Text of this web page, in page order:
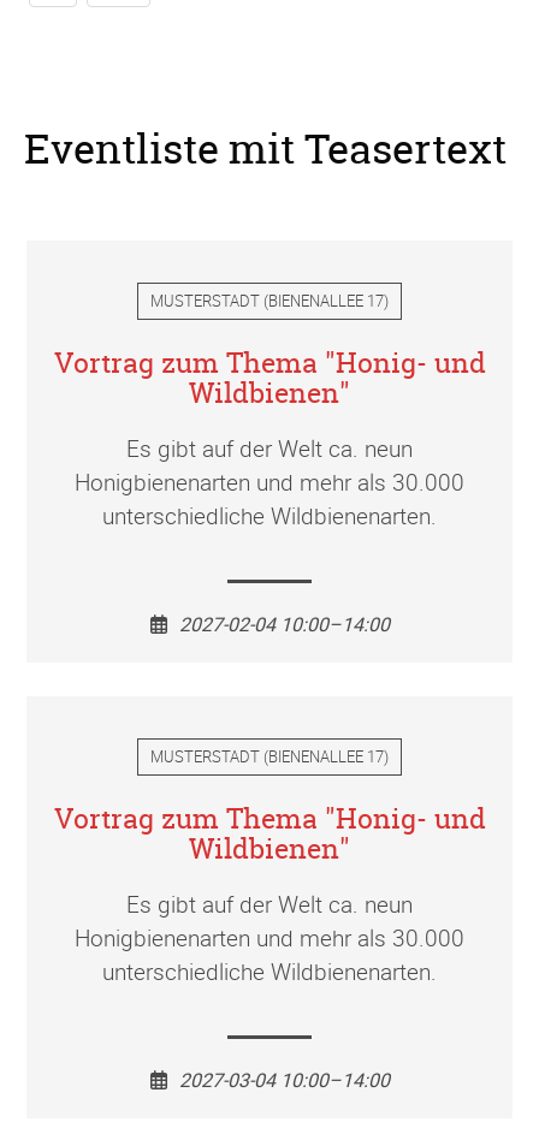
Eventliste mit Teasertext
MUSTERSTADT (BIENENALLEE 17)
Vortrag zum Thema "Honig- und
Wildbienen"
Es gibt auf der Welt ca. neun
Honigbienenarten und mehr als 30.000
unterschiedliche Wildbienenarten.
2027-02-04 10:00–14:00
MUSTERSTADT (BIENENALLEE 17)
Vortrag zum Thema "Honig- und
Wildbienen"
Es gibt auf der Welt ca. neun
Honigbienenarten und mehr als 30.000
unterschiedliche Wildbienenarten.
2027-03-04 10:00–14:00